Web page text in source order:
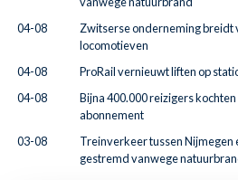
04-08
Zwitserse onderneming breidt
locomotieven
04-08
ProRail vernieuwt liften op
04-08
Bijna 400.000 reizigers
abonnement
03-08
Treinverkeer tussen Nijmegen
gestremd vanwege